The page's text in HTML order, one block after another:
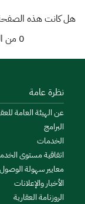
هل كانت هذه
0 من
نظرة عامة
عن الهيئة العامة
البرامج
الخدمات
اتفاقية مستوى
معايير سهولة الوصول
الأخبار والإعلانات
الروزنامة العقارية